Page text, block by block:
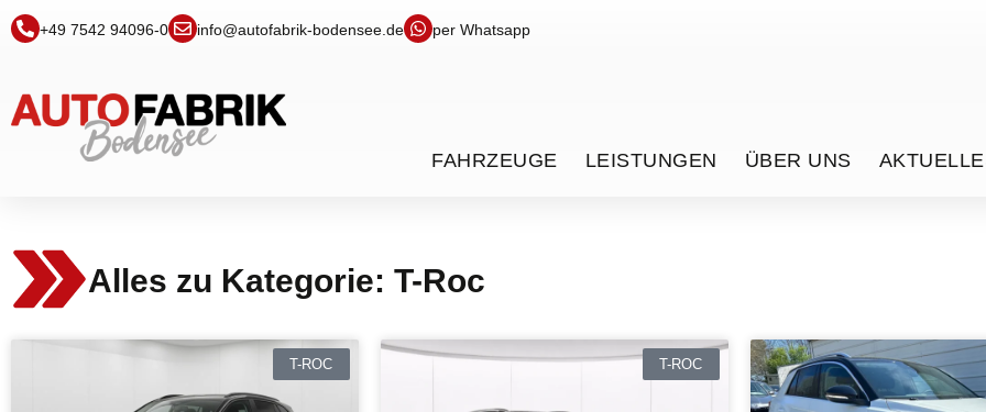
+49 7542 94096-0 info@autofabrik-bodensee.de per Whatsapp
FAHRZEUGE LEISTUNGEN ÜBER UNS
Alles zu Kategorie: T-Roc
T-ROC T-ROC